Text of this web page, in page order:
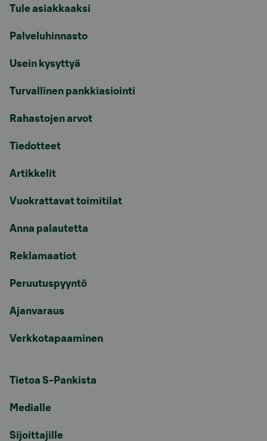
Tule asiakkaaksi
Palveluhinnasto
Usein kysyttyä
Turvallinen pankkiasiointi
Rahastojen arvot
Tiedotteet
Artikkelit
Vuokrattavat toimitilat
Anna palautetta
Reklamaatiot
Peruutuspyyntö
Ajanvaraus
Verkkotapaaminen
Tietoa S-Pankista
Medialle
Sijoittajille